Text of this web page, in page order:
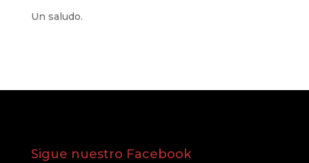
Un saludo.
Sigue nuestro Facebook